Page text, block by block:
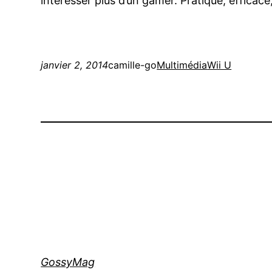
janvier 2, 2014camille-goMultimédiaWii U
GossyMag